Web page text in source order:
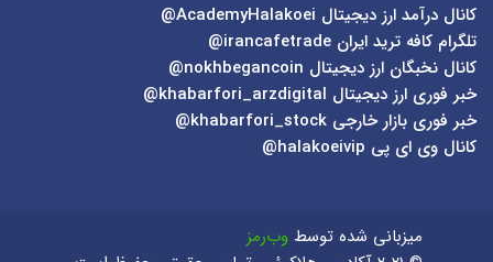
کانال درآمد ارز دیجیتال AcademyHalakoei@
تلگرام کافه ترید ایران irancafetrade@
کانال نخبگان ارز دیجیتال nokhbegancoin@
خبر فوری ارز دیجیتال khabarfori_arzdigital@
خبر فوری بازار خارجی khabarfori_stock@
کانال وی ای پی halakoeivip@
میزبانی شده توسط وب‌رمز